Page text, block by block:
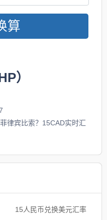
算
）
律宾比索？15CAD实时汇
15人民币兑换美元汇率